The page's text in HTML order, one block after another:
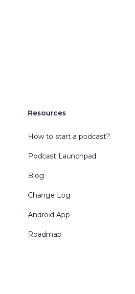
Resources
How to start a podcast?
Podcast Launchpad
Blog
Change Log
Android App
Roadmap